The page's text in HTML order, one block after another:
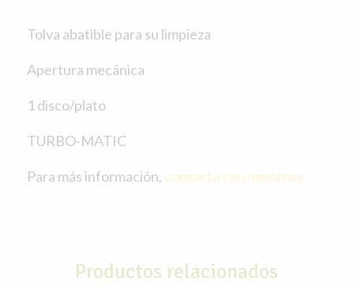
Tolva abatible para su limpieza
Apertura mecánica
1 disco/plato
TURBO-MATIC
Para más información, contacta con nosotros.
Productos relacionados